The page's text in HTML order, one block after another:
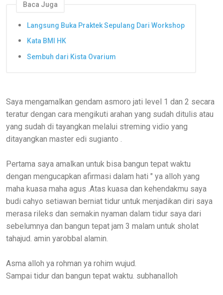
Baca Juga
Langsung Buka Praktek Sepulang Dari Workshop
Kata BMI HK
Sembuh dari Kista Ovarium
Saya mengamalkan gendam asmoro jati level 1 dan 2 secara
teratur dengan cara mengikuti arahan yang sudah ditulis atau
yang sudah di tayangkan melalui streming vidio yang
ditayangkan master edi sugianto .
Pertama saya amalkan untuk bisa bangun tepat waktu
dengan mengucapkan afirmasi dalam hati " ya alloh yang
maha kuasa maha agus .Atas kuasa dan kehendakmu saya
budi cahyo setiawan berniat tidur untuk menjadikan diri saya
merasa rileks dan semakin nyaman dalam tidur saya dari
sebelumnya dan bangun tepat jam 3 malam untuk sholat
tahajud. amin yarobbal alamin.
Asma alloh ya rohman ya rohim wujud.
Sampai tidur dan bangun tepat waktu. subhanalloh